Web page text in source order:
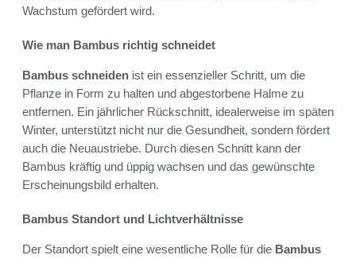
Wachstum gefördert wird.
Wie man Bambus richtig schneidet
Bambus schneiden ist ein essenzieller Schritt, um die
Pflanze in Form zu halten und abgestorbene Halme zu
entfernen. Ein jährlicher Rückschnitt, idealerweise im späten
Winter, unterstützt nicht nur die Gesundheit, sondern fördert
auch die Neuaustriebe. Durch diesen Schnitt kann der
Bambus kräftig und üppig wachsen und das gewünschte
Erscheinungsbild erhalten.
Bambus Standort und Lichtverhältnisse
Der Standort spielt eine wesentliche Rolle für die Bambus